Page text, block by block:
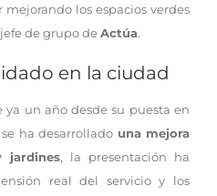
los espacios verdes
de grupo deActúa.
en la ciudad
un año desde su puesta en
ha desarrollado una mejora
jardines, la presentación ha
real del servicio y los